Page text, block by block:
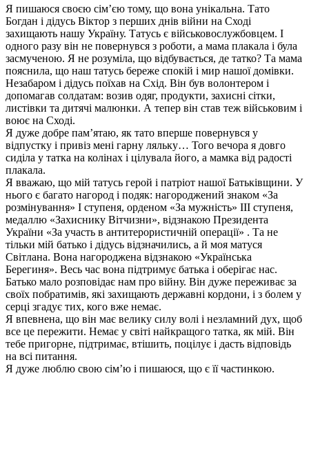
Я пишаюся своєю сім’єю тому, що вона унікальна. Тато
Богдан і дідусь Віктор з перших днів війни на Сході
захищають нашу Україну. Татусь є військовослужбовцем. І
одного разу він не повернувся з роботи, а мама плакала і була
засмученою. Я не розуміла, що відбувається, де татко? Та мама
пояснила, що наш татусь береже спокій і мир нашої домівки.
Незабаром і дідусь поїхав на Схід. Він був волонтером і
допомагав солдатам: возив одяг, продукти, захисні сітки,
листівки та дитячі малюнки. А тепер він став теж військовим і
воює на Сході.
Я дуже добре пам’ятаю, як тато вперше повернувся у
відпустку і привіз мені гарну ляльку… Того вечора я довго
сиділа у татка на колінах і цілувала його, а мамка від радості
плакала.
Я вважаю, що мій татусь герой і патріот нашої Батьківщини. У
нього є багато нагород і подяк: нагороджений знаком «За
розмінування» І ступеня, орденом «За мужність» ІІІ ступеня,
медаллю «Захиснику Вітчизни», відзнакою Президента
України «За участь в антитерористичній операції» . Та не
тільки мій батько і дідусь відзначились, а й моя матуся
Світлана. Вона нагороджена відзнакою «Українська
Берегиня». Весь час вона підтримує батька і оберігає нас.
Батько мало розповідає нам про війну. Він дуже переживає за
своїх побратимів, які захищають державні кордони, і з болем у
серці згадує тих, кого вже немає.
Я впевнена, що він має велику силу волі і незламний дух, щоб
все це пережити. Немає у світі найкращого татка, як мій. Він
тебе пригорне, підтримає, втішить, поцілує і дасть відповідь
на всі питання.
Я дуже люблю свою сім’ю і пишаюся, що є її частинкою.